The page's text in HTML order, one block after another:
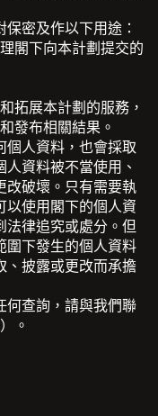
密及作以下用途：
閣下向本計劃提交的
拓展本計劃的服務，
發布相關結果。
個人資料，也會採取
資料被不當使用、
改破壞。只有需要執
以使用閣下的個人資
法律追究或處分。但
圍下發生的個人資料
、披露或更改而承擔
何查詢，請與我們聯
）。